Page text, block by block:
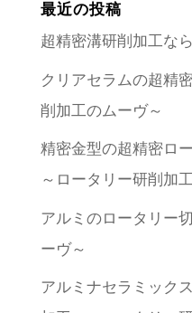
最近の投稿
超精密溝研削加工な
クリアセラムの超精
削加工のムーヴ～
精密金型の超精密ロ
～ロータリー研削加
アルミのロータリー
ーヴ～
アルミナセラミック